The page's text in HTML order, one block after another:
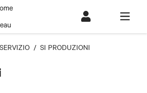
/ SI PRODUZIONI